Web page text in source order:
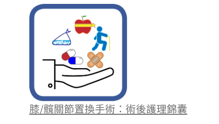
膝/髖關節置換手術：術後護理錦囊